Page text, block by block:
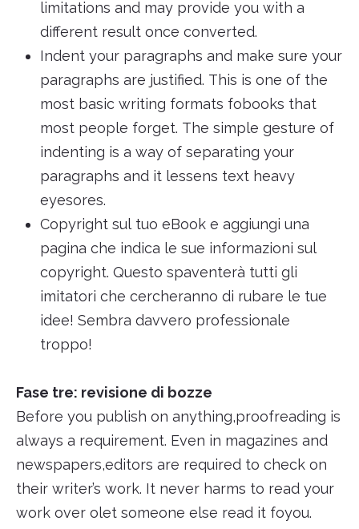
limitations and may provide you with a
different result once converted.
Indent your paragraphs and make sure your
paragraphs are justified. This is one of the
most basic writing formats fobooks that
most people forget. The simple gesture of
indenting is a way of separating your
paragraphs and it lessens text heavy
eyesores.
Copyright sul tuo eBook e aggiungi una
pagina che indica le sue informazioni sul
copyright. Questo spaventerà tutti gli
imitatori che cercheranno di rubare le tue
idee! Sembra davvero professionale
troppo!
Fase tre: revisione di bozze
Before you publish on anything,proofreading is
always a requirement. Even in magazines and
newspapers,editors are required to check on
their writer’s work. It never harms to read your
work over olet someone else read it foyou.